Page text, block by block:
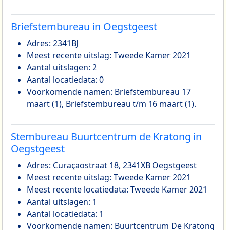
Briefstembureau in Oegstgeest
Adres: 2341BJ
Meest recente uitslag: Tweede Kamer 2021
Aantal uitslagen: 2
Aantal locatiedata: 0
Voorkomende namen: Briefstembureau 17
maart (1), Briefstembureau t/m 16 maart (1).
Stembureau Buurtcentrum de Kratong in
Oegstgeest
Adres: Curaçaostraat 18, 2341XB Oegstgeest
Meest recente uitslag: Tweede Kamer 2021
Meest recente locatiedata: Tweede Kamer 2021
Aantal uitslagen: 1
Aantal locatiedata: 1
Voorkomende namen: Buurtcentrum De Kratong